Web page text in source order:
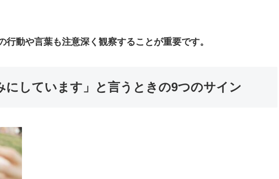
動や言葉も注意深く観察することが重要です。
にしています」と言うときの9つのサイン